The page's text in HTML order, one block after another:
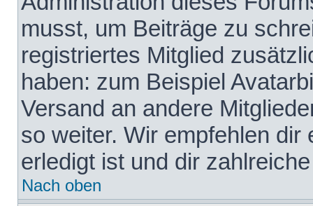
musst, um Beiträge zu
registriertes Mitglied
haben: zum Beispiel
Versand an andere
so weiter. Wir empfehlen
erledigt ist und dir
Nach oben